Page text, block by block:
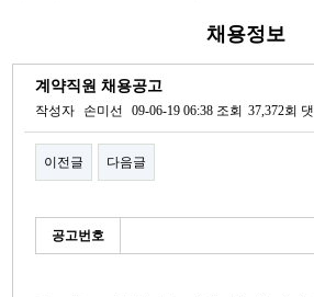
채용정보
계약직원 채용공고
작성자 손미선 09-06-19 06:38 조회 37,372회
이전글 다음글
본문
부
공고번호